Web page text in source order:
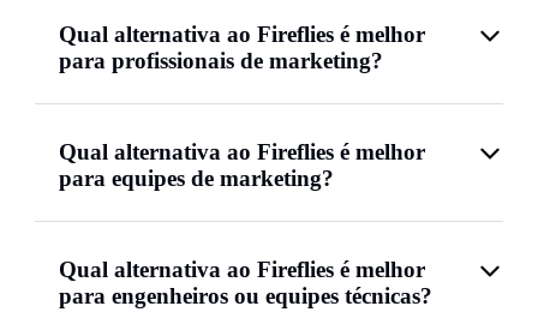
Qual alternativa ao Fireflies é melhor
para profissionais de marketing?
Qual alternativa ao Fireflies é melhor
para equipes de marketing?
Qual alternativa ao Fireflies é melhor
para engenheiros ou equipes técnicas?